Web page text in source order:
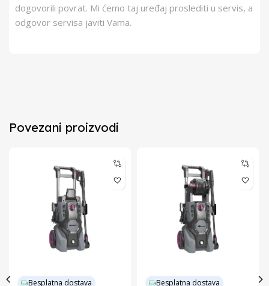
dogovorili povrat. Mi ćemo taj uređaj proslediti u servis, a
odgovor servisa javiti Vama.
Povezani proizvodi
Besplatna dostava Besplatna dostava